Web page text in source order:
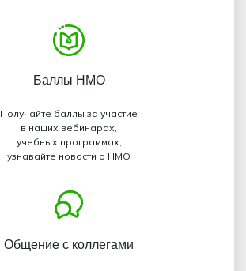
Баллы НМО
Получайте баллы за участие
в наших вебинарах,
учебных программах,
узнавайте новости о НМО
Общение с коллегами